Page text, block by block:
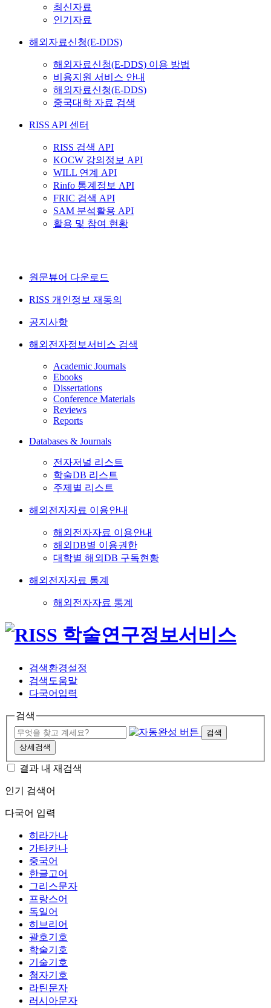
최신자료
인기자료
해외자료신청(E-DDS)
해외자료신청(E-DDS) 이용 방법
비용지원 서비스 안내
해외자료신청(E-DDS)
중국대학 자료 검색
RISS API 센터
RISS 검색 API
KOCW 강의정보 API
WILL 연계 API
Rinfo 통계정보 API
FRIC 검색 API
SAM 분석활용 API
활용 및 참여 현황
원문뷰어 다운로드
RISS 개인정보 재동의
공지사항
해외전자정보서비스 검색
Academic Journals
Ebooks
Dissertations
Conference Materials
Reviews
Reports
Databases & Journals
전자저널 리스트
학술DB 리스트
주제별 리스트
해외전자자료 이용안내
해외전자자료 이용안내
해외DB별 이용권한
대학별 해외DB 구독현황
해외전자자료 통계
해외전자자료 통계
검색환경설정
검색도움말
다국어입력
검색
검색
상세검색
결과 내 재검색
인기 검색어
다국어 입력
히라가나
가타카나
중국어
한글고어
그리스문자
프랑스어
독일어
히브리어
괄호기호
학술기호
기술기호
첨자기호
라틴문자
러시아문자